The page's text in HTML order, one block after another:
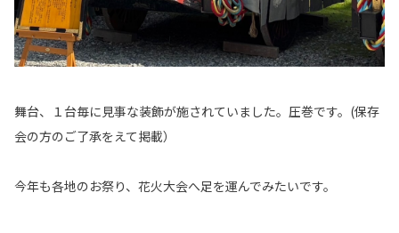
舞台、１台毎に見事な装飾が施されていました。圧巻です。(保存
会の方のご了承をえて掲載）
今年も各地のお祭り、花火大会へ足を運んでみたいです。